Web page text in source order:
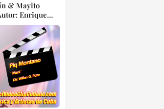
& Mayito
Enrique
San
popular
|| CUBA